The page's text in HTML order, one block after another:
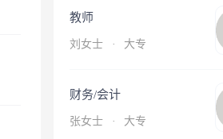
教师
刘女士 · 大专
财务/会计
张女士 · 大专